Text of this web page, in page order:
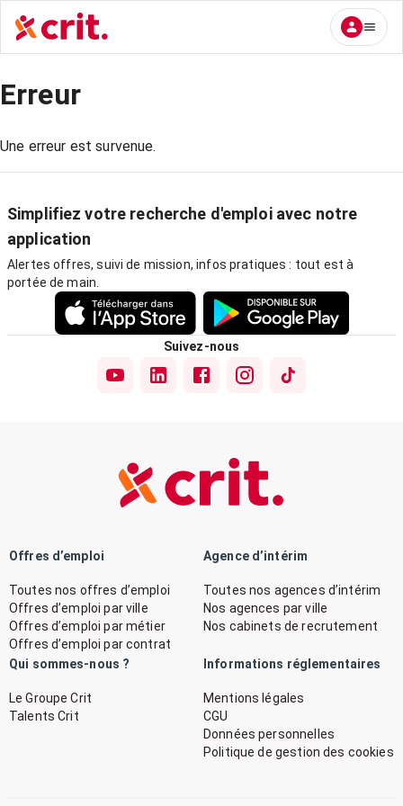
Erreur
Une erreur est survenue.
Simplifiez votre recherche d'emploi avec notre
application
Alertes offres, suivi de mission, infos pratiques : tout est à
portée de main.
Suivez-nous
Offres d’emploi
Toutes nos offres d’emploi
Offres d’emploi par ville
Offres d’emploi par métier
Offres d’emploi par contrat
Agence d’intérim
Toutes nos agences d’intérim
Nos agences par ville
Nos cabinets de recrutement
Qui sommes-nous ?
Le Groupe Crit
Talents Crit
Informations réglementaires
Mentions légales
CGU
Données personnelles
Politique de gestion des cookies